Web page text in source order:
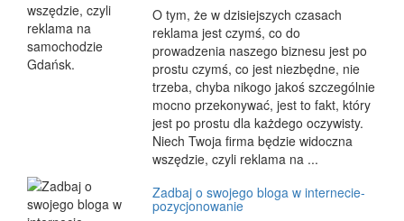
O tym, że w dzisiejszych czasach
reklama jest czymś, co do
prowadzenia naszego biznesu jest po
prostu czymś, co jest niezbędne, nie
trzeba, chyba nikogo jakoś szczególnie
mocno przekonywać, jest to fakt, który
jest po prostu dla każdego oczywisty.
Niech Twoja firma będzie widoczna
wszędzie, czyli reklama na ...
Zadbaj o swojego bloga w internecie-
pozycjonowanie